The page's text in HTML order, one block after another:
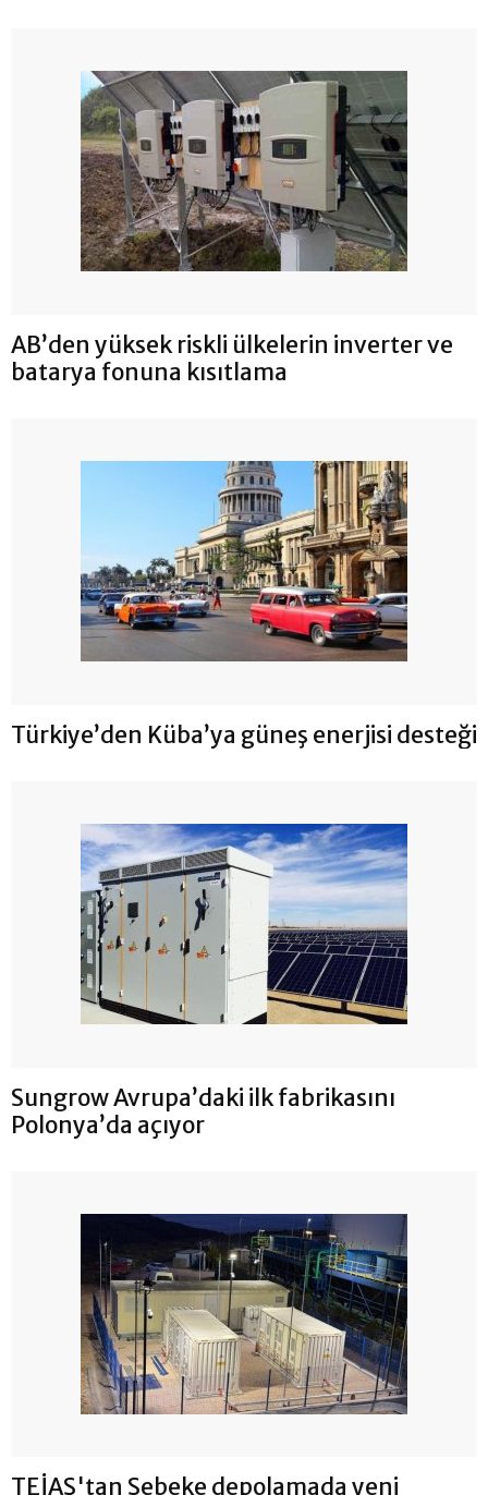
AB’den yüksek riskli ülkelerin inverter ve
batarya fonuna kısıtlama
Türkiye’den Küba’ya güneş enerjisi desteği
Sungrow Avrupa’daki ilk fabrikasını
Polonya’da açıyor
TEİAŞ'tan Şebeke depolamada yeni